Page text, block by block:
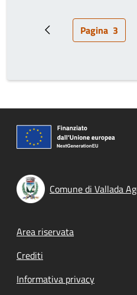
Pagina precedente
Pagina
Pagina 3
Comune di Vallada
Footer menu
Area riservata
Crediti
Informativa privacy